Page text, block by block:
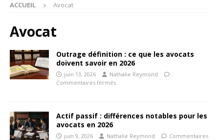
ACCUEIL Avocat
Avocat
Outrage définition : ce que les avocats
doivent savoir en 2026
juin 13, 2026
Nathalie Reymond
Commentaires fermés
Actif passif : différences notables pour les
avocats en 2026
juin 9, 2026 Nathalie Reymond
Commentaires